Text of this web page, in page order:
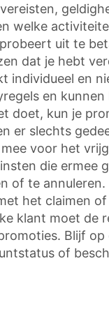
welke
uit te
dat je hebt
en
en
doet, kun je
er slechts
voor het
die ermee
of te
het claimen
klant moet de
Blijf
of